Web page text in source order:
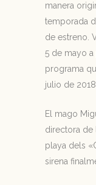
manera
temporada
de estreno.
5 de mayo a
programa
julio de 2018.
El mago
directora de
playa dels
sirena